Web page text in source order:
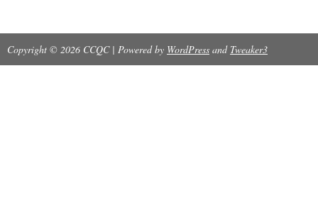
Copyright © 2026 CCQC | Powered by WordPress and Tweaker3